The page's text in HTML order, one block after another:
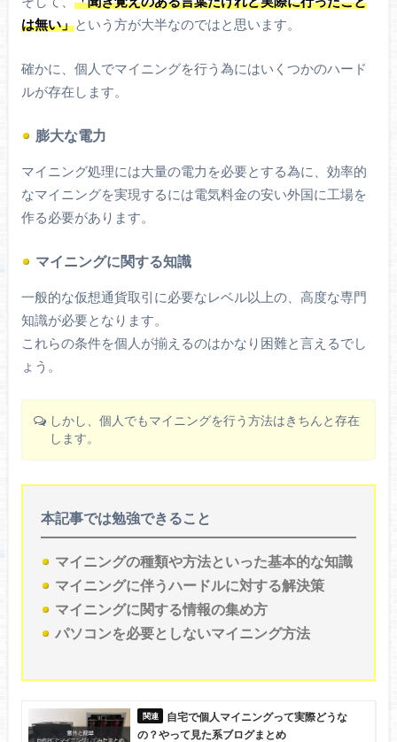
は無い」という方が大半なのではと思います。
確かに、個人でマイニングを行う為にはいくつかのハード
ルが存在します。
膨大な電力
マイニング処理には大量の電力を必要とする為に、効率的
なマイニングを実現するには電気料金の安い外国に工場を
作る必要があります。
マイニングに関する知識
一般的な仮想通貨取引に必要なレベル以上の、高度な専門
知識が必要となります。
これらの条件を個人が揃えるのはかなり困難と言えるでし
ょう。
しかし、個人でもマイニングを行う方法はきちんと存在
します。
本記事では勉強できること
マイニングの種類や方法といった基本的な知識
マイニングに伴うハードルに対する解決策
マイニングに関する情報の集め方
パソコンを必要としないマイニング方法
自宅で個人マイニングって実際どうな
の？やって見た系ブログまとめ